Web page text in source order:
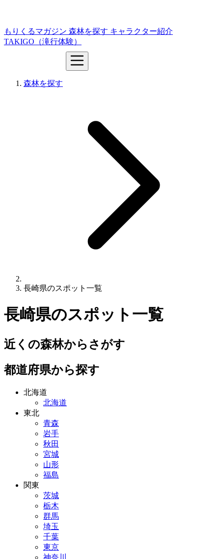
もりくるマガジン 森林を探す キャラクター紹介
TAKIGO（滝行体験）
森林を探す
長崎県のスポット一覧
長崎県のスポット一覧
近くの森林からさがす
都道府県から探す
北海道
北海道
東北
青森
岩手
秋田
宮城
山形
福島
関東
茨城
栃木
群馬
埼玉
千葉
東京
神奈川